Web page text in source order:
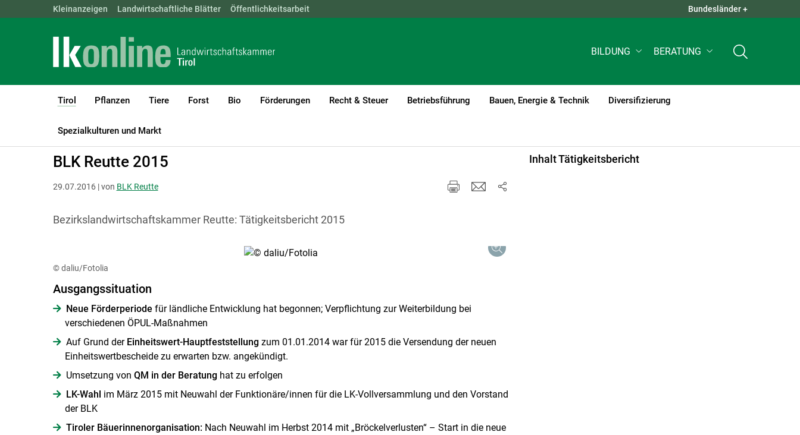
Landwirtschaftskammern: ÖSTERREICH BGLD KTN NÖ OÖ QUICK LINKS +
Kleinanzeigen Landwirtschaftliche Blätter Öffentlichkeitsarbeit Bundesländer +
BILDUNG BERATUNG
Tirol
(current)1
Pflanzen Tiere Forst Bio Förderungen Recht & Steuer Betriebsführung Bauen, Energie & Technik Diversifizierung
Spezialkulturen und Markt
LK Tirol Tirol Tätigkeitsbericht
BLK Reutte 2015
29.07.2016 | von BLK Reutte
Bezirkslandwirtschaftskammer Reutte: Tätigkeitsbericht 2015
© daliu/Fotolia
Ausgangssituation
Neue Förderperiode für ländliche Entwicklung hat begonnen; Verpflichtung zur Weiterbildung bei
verschiedenen ÖPUL-Maßnahmen
Auf Grund der Einheitswert-Hauptfeststellungzum 01.01.2014 war für 2015 die Versendung der neuen
Einheitswertbescheide zu erwarten bzw. angekündigt.
Umsetzung von QM in der Beratunghat zu erfolgen
LK-Wahl im März 2015 mit Neuwahl der Funktionäre/innen für die LK-Vollversammlung und den Vorstand
der BLK
Tiroler Bäuerinnenorganisation:Nach Neuwahl im Herbst 2014 mit „Bröckelverlusten“ – Start in die neue
Inhalt Tätigkeitsbericht